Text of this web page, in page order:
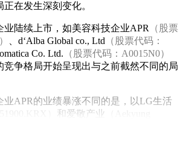
在发生深刻变化。
业陆续上市，如美容科技企业APR
（股票
、d‘Alba Global co., Ltd （股票代码：
Co. Ltd. （股票代码：A0015N0）
竞争格局开始呈现出与之前截然不同的局
业APR的业绩暴涨不同的是，以LG生活
和爱敬产业